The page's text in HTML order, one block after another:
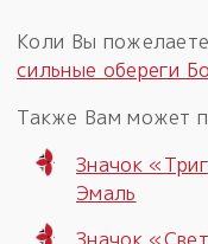
Коли Вы
сильные обереги
Также Вам может
Значок
Эмаль